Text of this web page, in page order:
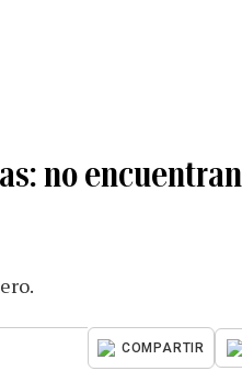
no encuentran
COMPARTIR